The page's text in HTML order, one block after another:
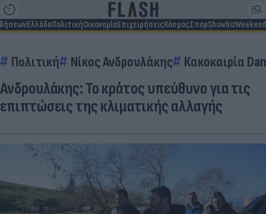
ΕλλάδαΠολιτικήΟικονομίαΕπιχειρήσειςΚόσμοςΣπορShowbizWeekend
Πολιτική Νίκος Ανδρουλάκης Κακοκαιρία
Ανδρουλάκης: Το κράτος υπεύθυνο για τις
επιπτώσεις της κλιματικής αλλαγής